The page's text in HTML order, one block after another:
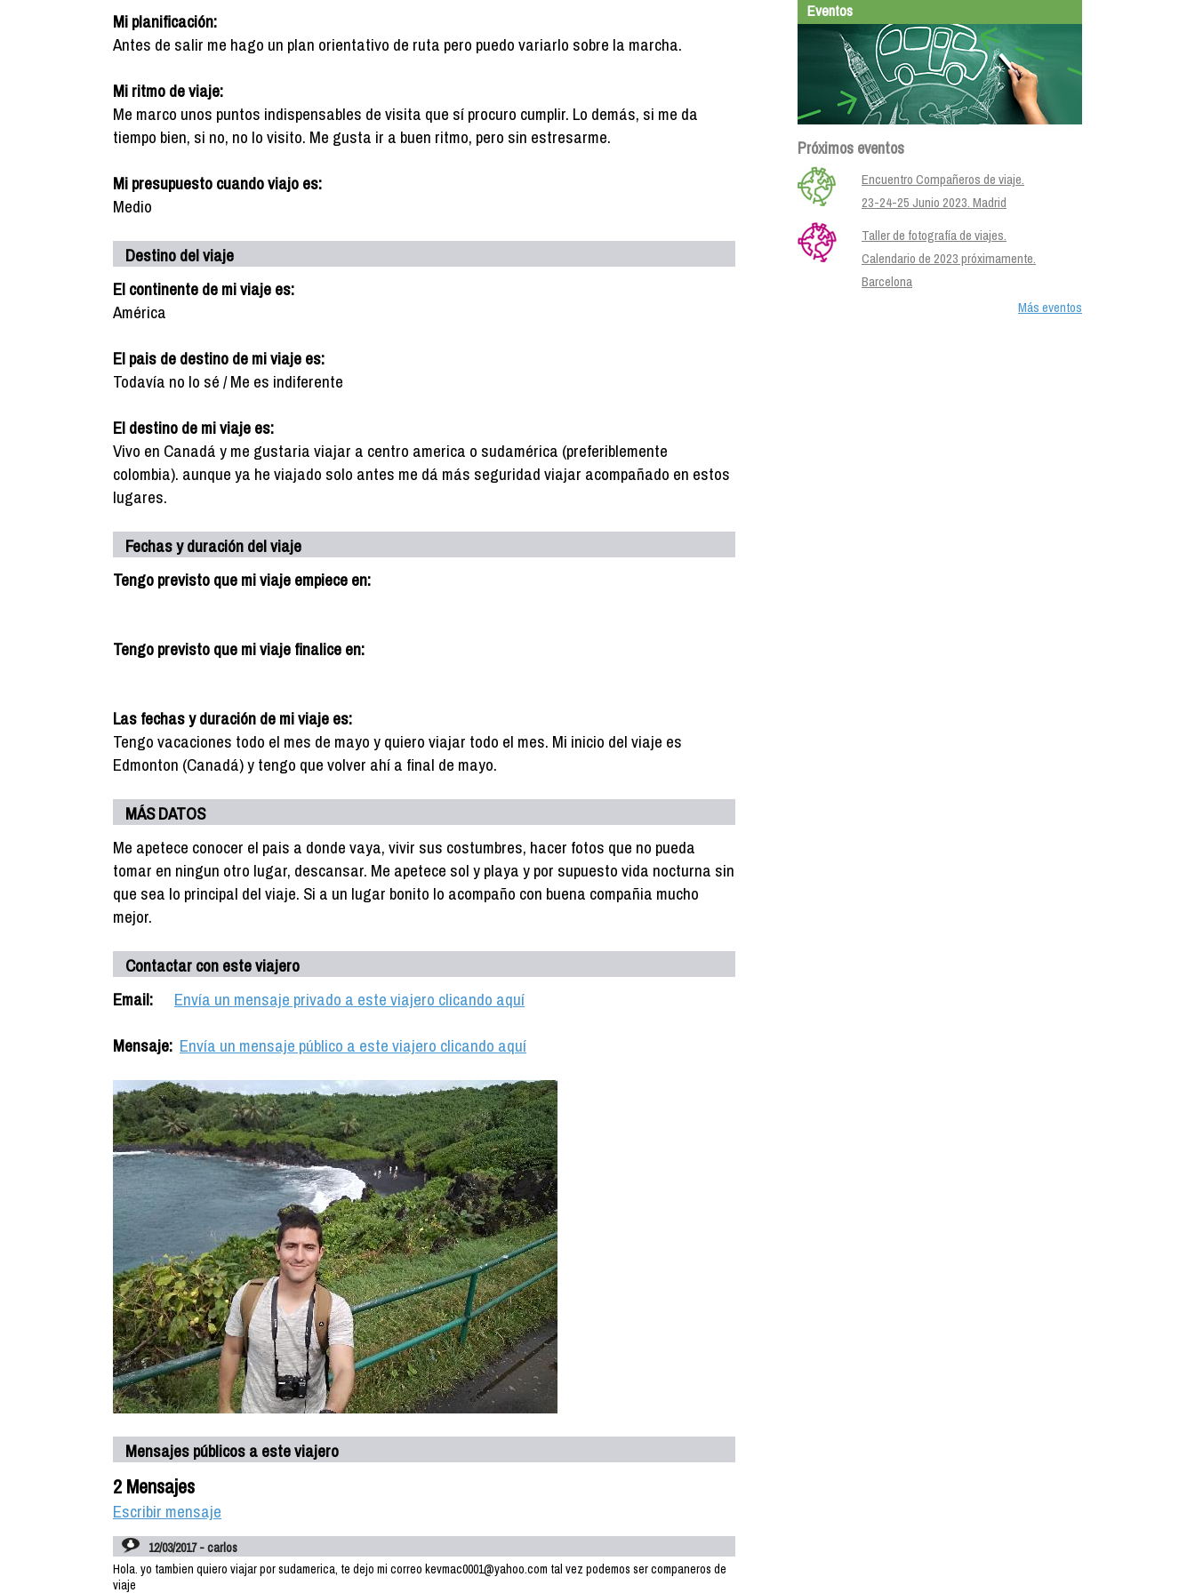
Mi planificación:
Antes de salir me hago un plan orientativo de ruta pero puedo variarlo sobre la marcha.
Mi ritmo de viaje:
Me marco unos puntos indispensables de visita que sí procuro cumplir. Lo demás, si me da
tiempo bien, si no, no lo visito. Me gusta ir a buen ritmo, pero sin estresarme.
Mi presupuesto cuando viajo es:
Medio
Destino del viaje
El continente de mi viaje es:
América
El pais de destino de mi viaje es:
Todavía no lo sé / Me es indiferente
El destino de mi viaje es:
Vivo en Canadá y me gustaria viajar a centro america o sudamérica (preferiblemente
colombia). aunque ya he viajado solo antes me dá más seguridad viajar acompañado en estos
lugares.
Fechas y duración del viaje
Tengo previsto que mi viaje empiece en:
Tengo previsto que mi viaje finalice en:
Las fechas y duración de mi viaje es:
Tengo vacaciones todo el mes de mayo y quiero viajar todo el mes. Mi inicio del viaje es
Edmonton (Canadá) y tengo que volver ahí a final de mayo.
MÁS DATOS
Me apetece conocer el pais a donde vaya, vivir sus costumbres, hacer fotos que no pueda
tomar en ningun otro lugar, descansar. Me apetece sol y playa y por supuesto vida nocturna sin
que sea lo principal del viaje. Si a un lugar bonito lo acompaño con buena compañia mucho
mejor.
Contactar con este viajero
Email:
Envía un mensaje privado a este viajero clicando aquí
Mensaje: Envía un mensaje público a este viajero clicando aquí
Mensajes públicos a este viajero
2 Mensajes
Escribir mensaje
12/03/2017 - carlos
Hola. yo tambien quiero viajar por sudamerica, te dejo mi correo kevmac0001@yahoo.com tal vez podemos ser companeros de
viaje
Eventos
Próximos eventos
Encuentro Compañeros de viaje.
23-24-25 Junio 2023. Madrid
Taller de fotografía de viajes.
Calendario de 2023 próximamente.
Barcelona
Más eventos